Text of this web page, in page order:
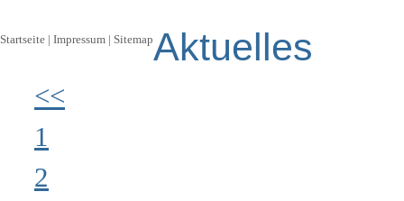
Startseite Impressum SitemapAktuelles
<<
1
2